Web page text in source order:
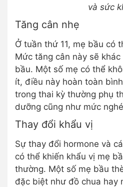
và sức
Tăng cân nhẹ
Ở tuần thứ 11, mẹ bầu có
Mức tăng cân này sẽ
bầu. Một số mẹ có thể
ít, điều này hoàn toàn
trong thai kỳ thường phụ
dưỡng cũng như mức
Thay đổi khẩu vị
Sự thay đổi hormone và
có thể khiến khẩu vị mẹ
thường. Một số mẹ bầu
đặc biệt như đồ chua hay